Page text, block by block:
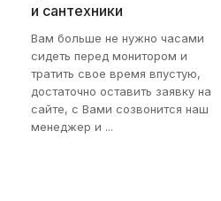
и сантехники
Вам больше не нужно часами
сидеть перед монитором и
тратить свое время впустую,
достаточно оставить заявку на
сайте, с Вами созвонится наш
менеджер и ...